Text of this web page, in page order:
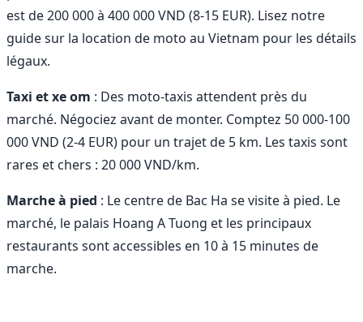
est de 200 000 à 400 000 VND (8-15 EUR). Lisez notre
guide sur la location de moto au Vietnam pour les détails
légaux.
Taxi et xe om : Des moto-taxis attendent près du
marché. Négociez avant de monter. Comptez 50 000-100
000 VND (2-4 EUR) pour un trajet de 5 km. Les taxis sont
rares et chers : 20 000 VND/km.
Marche à pied : Le centre de Bac Ha se visite à pied. Le
marché, le palais Hoang A Tuong et les principaux
restaurants sont accessibles en 10 à 15 minutes de
marche.